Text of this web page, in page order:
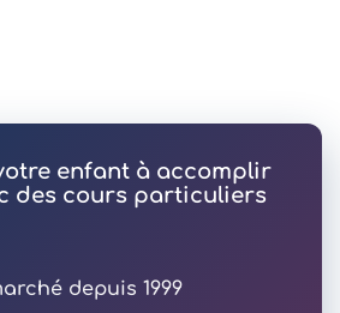
enfant à accomplir
des cours particuliers
depuis 1999